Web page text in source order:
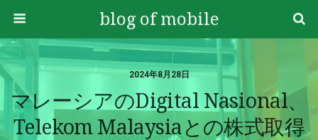
blog of mobile
2024年8月28日
マレーシアのDigital Nasional、
Telekom Malaysiaとの株式取得